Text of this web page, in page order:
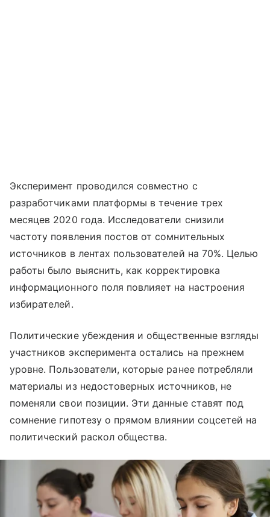
Эксперимент проводился совместно с
разработчиками платформы в течение трех
месяцев 2020 года. Исследователи снизили
частоту появления постов от сомнительных
источников в лентах пользователей на 70%. Целью
работы было выяснить, как корректировка
информационного поля повлияет на настроения
избирателей.
Политические убеждения и общественные взгляды
участников эксперимента остались на прежнем
уровне. Пользователи, которые ранее потребляли
материалы из недостоверных источников, не
поменяли свои позиции. Эти данные ставят под
сомнение гипотезу о прямом влиянии соцсетей на
политический раскол общества.